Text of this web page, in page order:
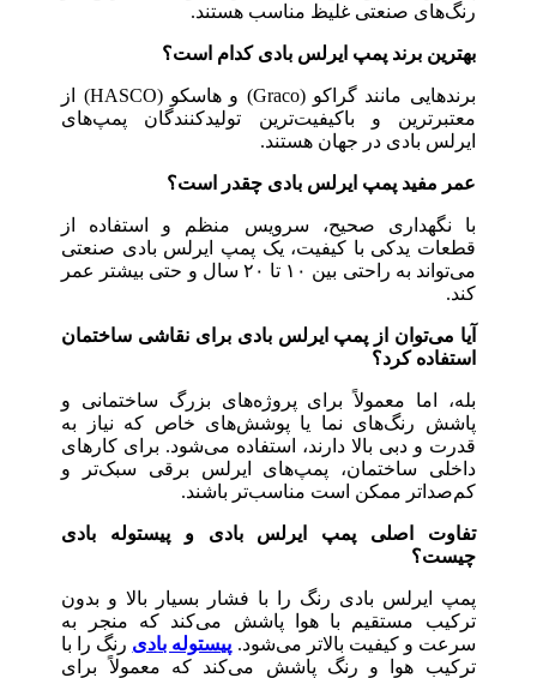
رنگ‌های صنعتی غلیظ مناسب هستند.
بهترین برند پمپ ایرلس بادی کدام است؟
برندهایی مانند گراکو (Graco) و هاسکو (HASCO) از
معتبرترین و باکیفیت‌ترین تولیدکنندگان پمپ‌های
ایرلس بادی در جهان هستند.
عمر مفید پمپ ایرلس بادی چقدر است؟
با نگهداری صحیح، سرویس منظم و استفاده از
قطعات یدکی با کیفیت، یک پمپ ایرلس بادی صنعتی
می‌تواند به راحتی بین ۱۰ تا ۲۰ سال و حتی بیشتر عمر
کند.
آیا می‌توان از پمپ ایرلس بادی برای نقاشی ساختمان
استفاده کرد؟
بله، اما معمولاً برای پروژه‌های بزرگ ساختمانی و
پاشش رنگ‌های نما یا پوشش‌های خاص که نیاز به
قدرت و دبی بالا دارند، استفاده می‌شود. برای کارهای
داخلی ساختمان، پمپ‌های ایرلس برقی سبک‌تر و
کم‌صداتر ممکن است مناسب‌تر باشند.
تفاوت اصلی پمپ ایرلس بادی و پیستوله بادی
چیست؟
پمپ ایرلس بادی رنگ را با فشار بسیار بالا و بدون
ترکیب مستقیم با هوا پاشش می‌کند که منجر به
سرعت و کیفیت بالاتر می‌شود. پیستوله بادی رنگ را با
ترکیب هوا و رنگ پاشش می‌کند که معمولاً برای